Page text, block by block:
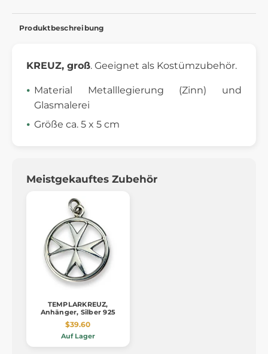
Produktbeschreibung
KREUZ, groß. Geeignet als Kostümzubehör.
Material Metalllegierung (Zinn) und
Glasmalerei
Größe ca. 5 x 5 cm
Meistgekauftes Zubehör
TEMPLARKREUZ,
Anhänger, Silber 925
$39.60
Auf Lager